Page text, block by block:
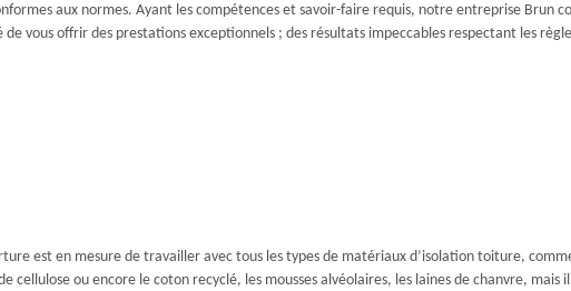
aux normes. Ayant les compétences et savoir-faire requis, notre entreprise Brun
de vous offrir des prestations exceptionnels ; des résultats impeccables respectant les
est en mesure de travailler avec tous les types de matériaux d’isolation toiture,
cellulose ou encore le coton recyclé, les mousses alvéolaires, les laines de chanvre, mais